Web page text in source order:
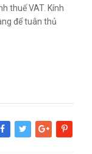
thuế VAT. Kính
để tuân thủ
Tweet Google+Pinterest